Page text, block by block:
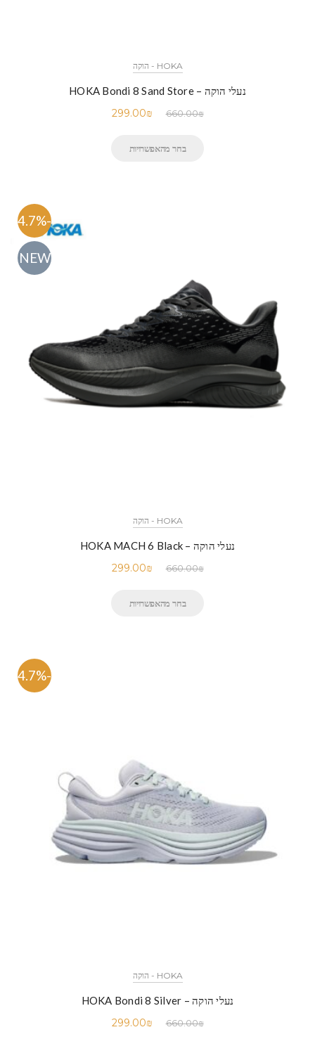
HOKA - הוקה
נעלי הוקה – HOKA Bondi 8 Sand Store
660.00₪
299.00₪
בחר מהאפשרויות
-54.7%
NEW
HOKA - הוקה
נעלי הוקה – HOKA MACH 6 Black
660.00₪
299.00₪
בחר מהאפשרויות
-54.7%
HOKA - הוקה
נעלי הוקה – HOKA Bondi 8 Silver
660.00₪
299.00₪